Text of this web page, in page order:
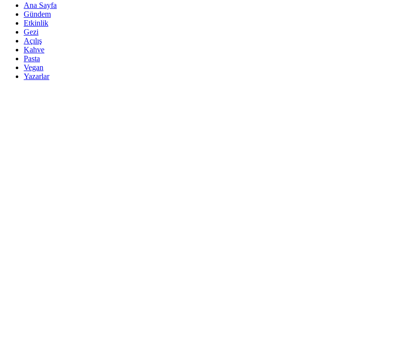
Ana Sayfa
Gündem
Etkinlik
Gezi
Açılış
Kahve
Pasta
Vegan
Yazarlar